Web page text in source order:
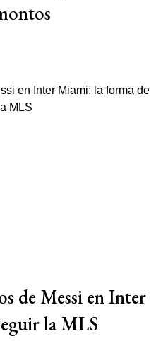
de Messi en Inter
la MLS